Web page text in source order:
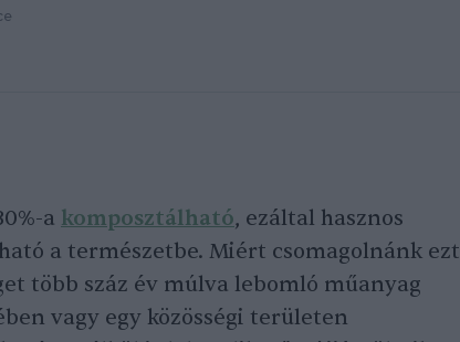
a komposztálható, ezáltal hasznos
a természetbe. Miért csomagolnánk ezt
több száz év múlva lebomló műanyag
vagy egy közösségi területen